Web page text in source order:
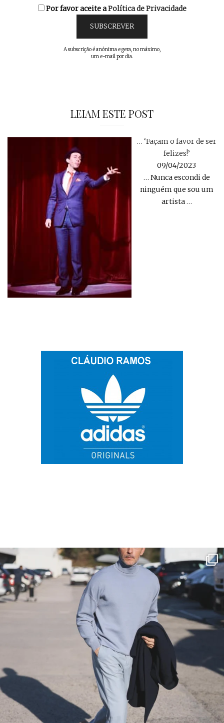
Por favor aceite aPolítica de Privacidade
A subscrição é anónima e gera, no máximo,
um e-mail por dia.
LEIAM ESTE POST
… ‘Façam o favor de ser
felizes!’
09/04/2023
… Nunca escondi de
ninguém que sou um
artista…